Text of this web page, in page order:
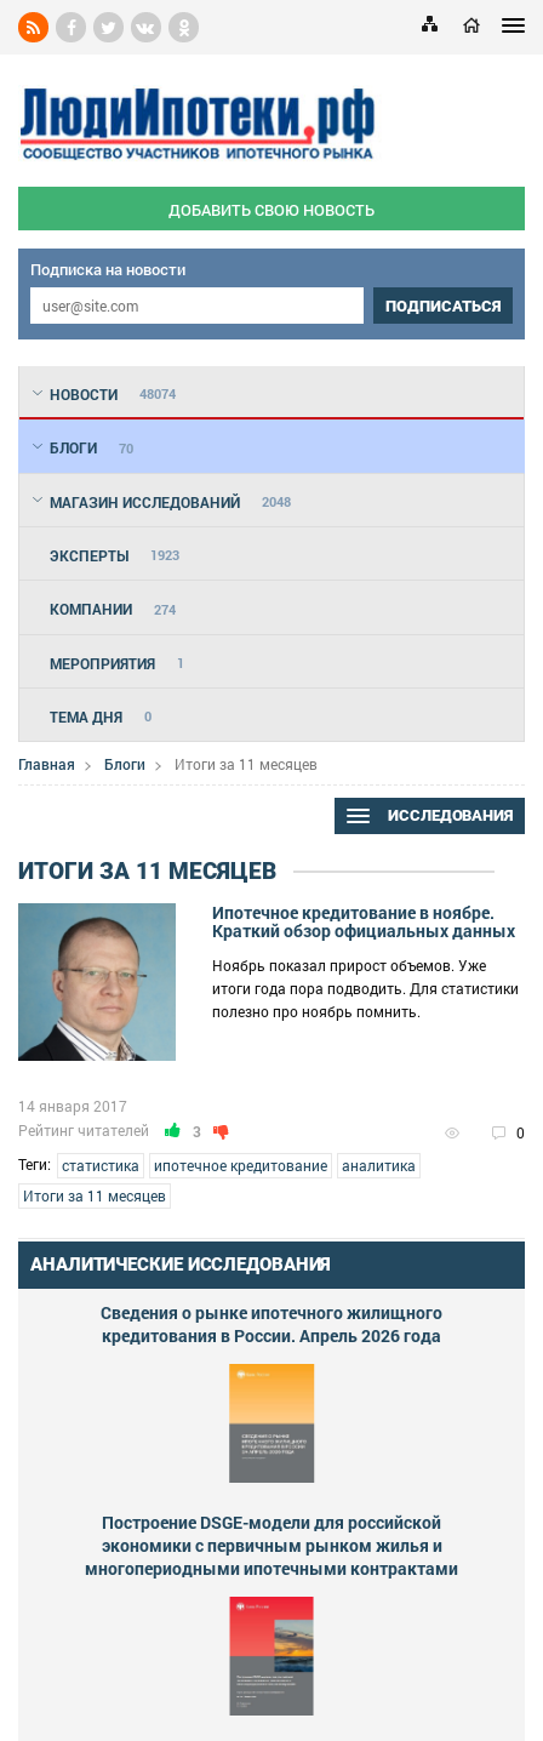
ДОБАВИТЬ СВОЮ НОВОСТЬ
Подписка на новости
ПОДПИСАТЬСЯ
НОВОСТИ 48074
БЛОГИ 70
МАГАЗИН ИССЛЕДОВАНИЙ 2048
ЭКСПЕРТЫ 1923
КОМПАНИИ 274
МЕРОПРИЯТИЯ 1
ТЕМА ДНЯ 0
Главная Блоги Итоги за 11 месяцев
ИССЛЕДОВАНИЯ
ИТОГИ ЗА 11 МЕСЯЦЕВ
Ипотечное кредитование в ноябре.
Краткий обзор официальных данных
Ноябрь показал прирост объемов. Уже
итоги года пора подводить. Для статистики
полезно про ноябрь помнить.
Рейтинг читателей 3 0
14 января 2017
Теги: статистика ипотечное кредитование
аналитика
Итоги за 11 месяцев
АНАЛИТИЧЕСКИЕ ИССЛЕДОВАНИЯ
Сведения о рынке ипотечного жилищного
кредитования в России. Апрель 2026 года
Построение DSGE-модели для российской
экономики с первичным рынком жилья и
многопериодными ипотечными контрактами